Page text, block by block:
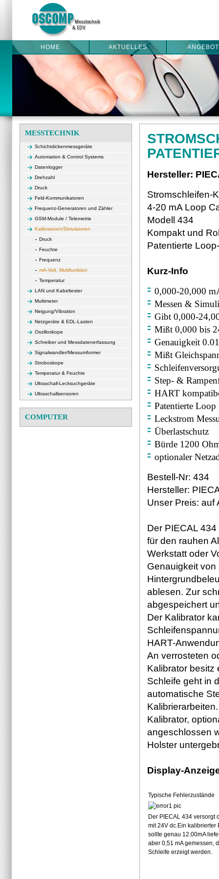
HOME AKTUELLES
MESSTECHNIK
Schichtdickenmessgeräte
Automation & Control Systems
Datenlogger
Drehzahl
Druck
Feld-Kommunikatoren
Frequenz-Generatoren und Zähler
GSM-Module / Telemetrie
Kalibratoren/Simulatoren
Druck
Feuchte
Frequenz
mA-Volt, Multifunktion
Temperatur
LAN und Kabeltester
Multimeter
Neigung/Vibration
Netzgeräte & EDL-Lasten
Oszilloskope
Schreiber und Messdatenerfassung
Signalwandler/Messumformer
Stroboskope
Temperatur & Feuchte
Ultraschall-Lecksuchgeräte
Ultraschallsensoren
COMPUTER
Hersteller:
Stromschleifen-
4-20 mA Loop
Modell 434
Kompakt und
Patentierte
Kurz-Info
0,000-20,000
Messen &
Gibt 0,000-
Mißt 0,000 bis
Genauigkeit
Mißt
Step- &
HART
Patentierte Loop
Leckstrom
Überlastschutz
Bürde 1200
optionaler
Bestell-Nr: 434
Hersteller:
Unser Preis: auf
Der PIECAL
für den rauhen
Werkstatt oder
Genauigkeit
ablesen. Zur
abgespeichert
Der Kalibrator
HART-
An verrosteten
Kalibrator besitz
Schleife geht in
automatische
Kalibrator,
angeschlossen
Holster
Display-
Typische Fehlerzustände
Der PIECAL 434 versorgt
mit 24V dc.Ein kalibrierter
sollte genau 12.00mA
aber 0,51 mA gemessen,
Schleife erzeigt werden.